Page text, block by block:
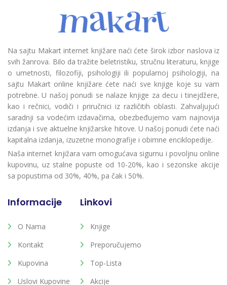
Na sajtu Makart internet knjižare naći ćete širok izbor naslova iz
svih žanrova. Bilo da tražite beletristiku, stručnu literaturu, knjige
o umetnosti, filozofiji, psihologiji ili popularnoj psihologiji, na
sajtu Makart online knjižare ćete naći sve knjige koje su vam
potrebne. U našoj ponudi se nalaze knjige za decu i tinejdžere,
kao i rečnici, vodiči i priručnici iz različitih oblasti. Zahvaljujući
saradnji sa vodećim izdavačima, obezbeđujemo vam najnovija
izdanja i sve aktuelne knjižarske hitove. U našoj ponudi ćete naći
kapitalna izdanja, izuzetne monografije i obimne enciklopedije.
Naša internet knjižara vam omogućava sigurnu i povoljnu online
kupovinu, uz stalne popuste od 10-20%, kao i sezonske akcije
sa popustima od 30%, 40%, pa čak i 50%.
Informacije
O Nama
Kontakt
Kupovina
Uslovi Kupovine
Linkovi
Knjige
Preporučujemo
Top-Lista
Akcije